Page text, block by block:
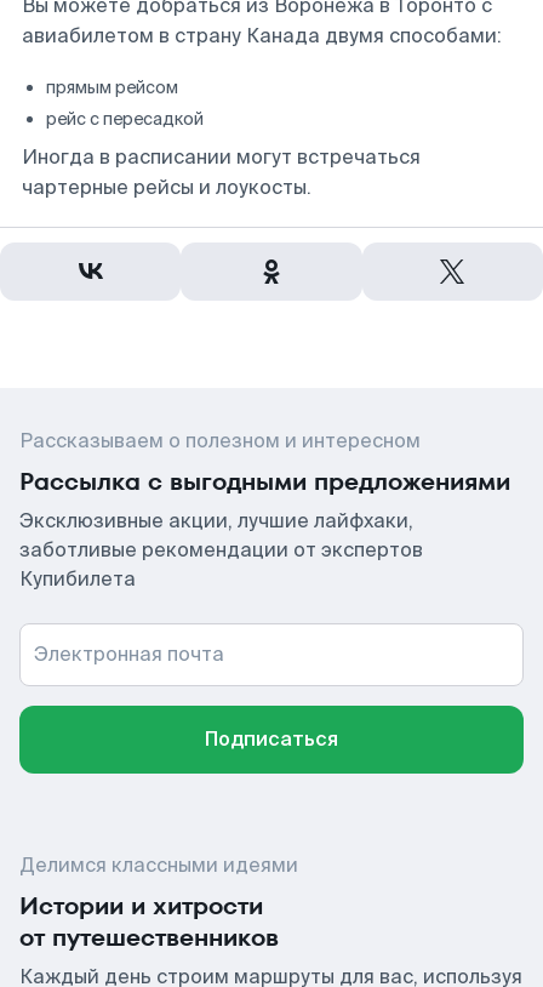
Вы можете добраться из Воронежа в Торонто с
авиабилетом в страну Канада двумя способами:
прямым рейсом
рейс с пересадкой
Иногда в расписании могут встречаться
чартерные рейсы и лоукосты.
Рассказываем о полезном и интересном
Рассылка с выгодными предложениями
Эксклюзивные акции, лучшие лайфхаки,
заботливые рекомендации от экспертов
Купибилета
Электронная почта
Подписаться
Делимся классными идеями
Истории и хитрости
от путешественников
Каждый день строим маршруты для вас, используя